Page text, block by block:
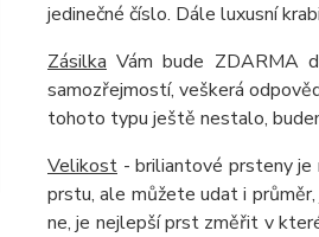
jedinečné číslo. Dále luxusní
Zásilka Vám bude ZDARMA
samozřejmostí, veškerá
tohoto typu ještě nestalo,
Velikost- briliantové prsteny je
prstu, ale můžete udat i
ne, je nejlepší prst změřit v